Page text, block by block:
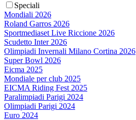
Speciali
Mondiali 2026
Roland Garros 2026
Sportmediaset Live Riccione 2026
Scudetto Inter 2026
Olimpiadi Invernali Milano Cortina 2026
Super Bowl 2026
Eicma 2025
Mondiale per club 2025
EICMA Riding Fest 2025
Paralimpiadi Parigi 2024
Olimpiadi Parigi 2024
Euro 2024